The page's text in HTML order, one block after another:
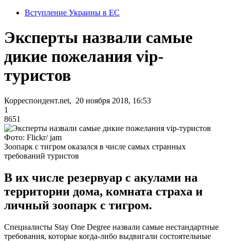
Вступление Украины в ЕС
Эксперты назвали самые
дикие пожелания vip-
туристов
Корреспондент.net, 20 ноября 2018, 16:53
1
8651
Фото: Flickr/ jam
Зоопарк с тигром оказался в числе самых странных
требований туристов
В их числе резервуар с акулами на
территории дома, комната страха и
личный зоопарк с тигром.
Специалисты Stay One Degree назвали самые нестандартные
требования, которые когда-либо выдвигали состоятельные